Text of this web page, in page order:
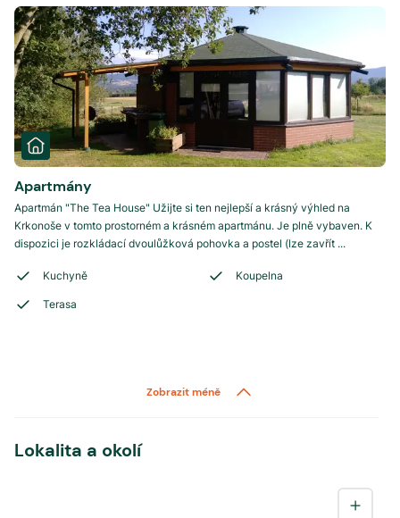
Apartmány
Apartmán "The Tea House" Užijte si ten nejlepší a krásný výhled na
Krkonoše v tomto prostorném a krásném apartmánu. Je plně vybaven. K
dispozici je rozkládací dvoulůžková pohovka a postel (lze zavřít ...
Kuchyně Koupelna
Terasa
Zobrazit méně
Lokalita a okolí